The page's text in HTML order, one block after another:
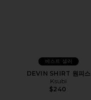
베스트 셀러
DEVIN SHIRT 원피스
Ksubi
$240